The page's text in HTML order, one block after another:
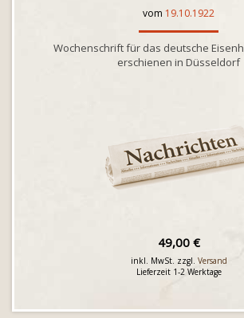
vom 19.10.1922
Wochenschrift für das deutsche
erschienen in Düsseldorf
49,00 €
inkl. MwSt. zzgl. Versand
Lieferzeit 1-2 Werktage